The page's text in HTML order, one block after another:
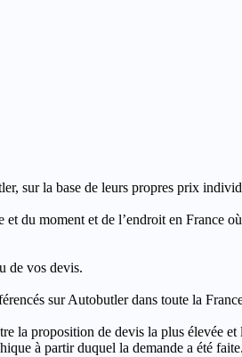
sur la base de leurs propres prix
du moment et de l’endroit en France
de vos devis.
sur Autobutler dans toute la
proposition de devis la plus élevée et
à partir duquel la demande a été faite.